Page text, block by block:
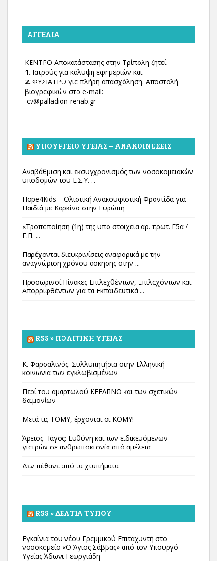
ΑΓΓΕΛΊΑ
ΚΕΝΤΡΟ Αποκατάστασης στην Τρίπολη ζητεί
1. Ιατρούς για κάλυψη εφημεριών και
2. ΦΥΣΙΑΤΡΟ για πλήρη απασχόληση. Αποστολή
βιογραφικών στο e-mail:
cv@palladion-rehab.gr
ΥΠΟΥΡΓΕΊΟ ΥΓΕΊΑΣ – ΑΝΑΚΟΙΝΏΣΕΙΣ
Αναβάθμιση και εκσυγχρονισμός των νοσοκομειακών
υποδομών του Ε.Σ.Υ. ...
Hope4Kids – Ολιστική Ανακουφιστική Φροντίδα για
Παιδιά με Καρκίνο στην Ευρώπη
«Τροποποίηση (1η) της υπό στοιχεία αρ. πρωτ. Γ5α /
Γ.Π. ...
Παρέχονται διευκρινίσεις αναφορικά με την
αναγνώριση χρόνου άσκησης στην ...
Προσωρινοί Πίνακες Επιλεχθέντων, Επιλαχόντων και
Απορριφθέντων για τα Εκπαιδευτικά ...
RSS » ΠΟΛΙΤΙΚΉ ΥΓΕΊΑΣ
Κ. Φαρσαλινός. Συλλυπητήρια στην Ελληνική
κοινωνία των εγκλωβισμένων
Περί του αμαρτωλού ΚΕΕΛΠΝΟ και των σχετικών
δαιμονίων
Μετά τις ΤΟΜΥ, έρχονται οι ΚΟΜΥ!
Άρειος Πάγος: Ευθύνη και των ειδικευόμενων
γιατρών σε ανθρωποκτονία από αμέλεια
Δεν πέθανε από τα χτυπήματα
RSS » ΔΕΛΤΊΑ ΤΎΠΟΥ
Εγκαίνια του νέου Γραμμικού Επιταχυντή στο
νοσοκομείο «Ο Άγιος Σάββας» από τον Υπουργό
Υγείας Άδωνι Γεωργιάδη